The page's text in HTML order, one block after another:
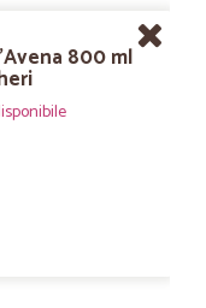
800 ml